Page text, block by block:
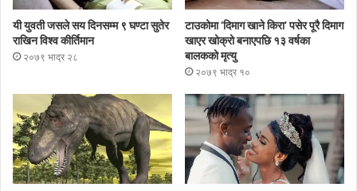
यी युवती जसले सय दिनसम्म ९ घण्टा सुतेर
राखिन विश्व कीर्तिमान
२०७९ भाद्र २८
टाउकोमा ‘दिमाग खाने किरा’ पसेर पूरै दिमाग
खाएर खोक्रो बनाएपछि १३ वर्षका
बालकको मृत्यु
२०७९ भाद्र १०